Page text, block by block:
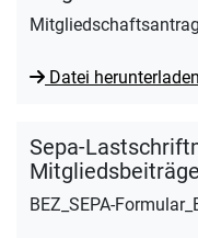
Datei herunterladen
Sepa-
Mitgliedsbeiträge
BEZ_SEPA-